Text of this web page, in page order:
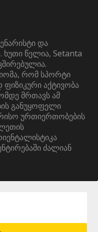
და
წელია, Setanta
რომ სპორტი
აქტივობა
მრთავს ამ
განუყოფელი
ურთიერთობების
ძალიან